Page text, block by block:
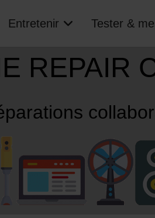
Entretenir Tester &
REPAIR